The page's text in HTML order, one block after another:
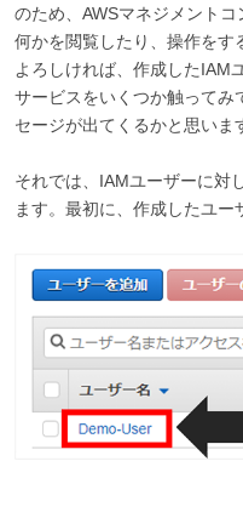
のため、AWSマネジメントコ
何かを閲覧したり、操作をす
よろしければ、作成したIAM
サービスをいくつか触ってみ
セージが出てくるかと思いま
それでは、IAMユーザーに対
ます。最初に、作成したユー